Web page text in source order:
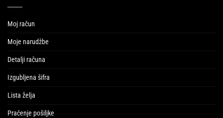
Moj račun
Moje narudžbe
Detalji računa
Izgubljena šifra
Lista želja
Praćenje pošiljke